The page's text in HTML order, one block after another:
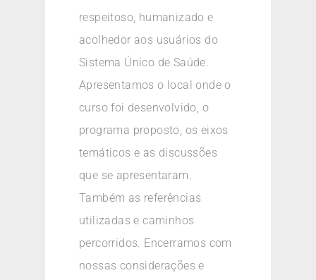
respeitoso, humanizado e
acolhedor aos usuários do
Sistema Único de Saúde.
Apresentamos o local onde o
curso foi desenvolvido, o
programa proposto, os eixos
temáticos e as discussões
que se apresentaram.
Também as referências
utilizadas e caminhos
percorridos. Encerramos com
nossas considerações e